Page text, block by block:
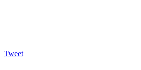
Tweet